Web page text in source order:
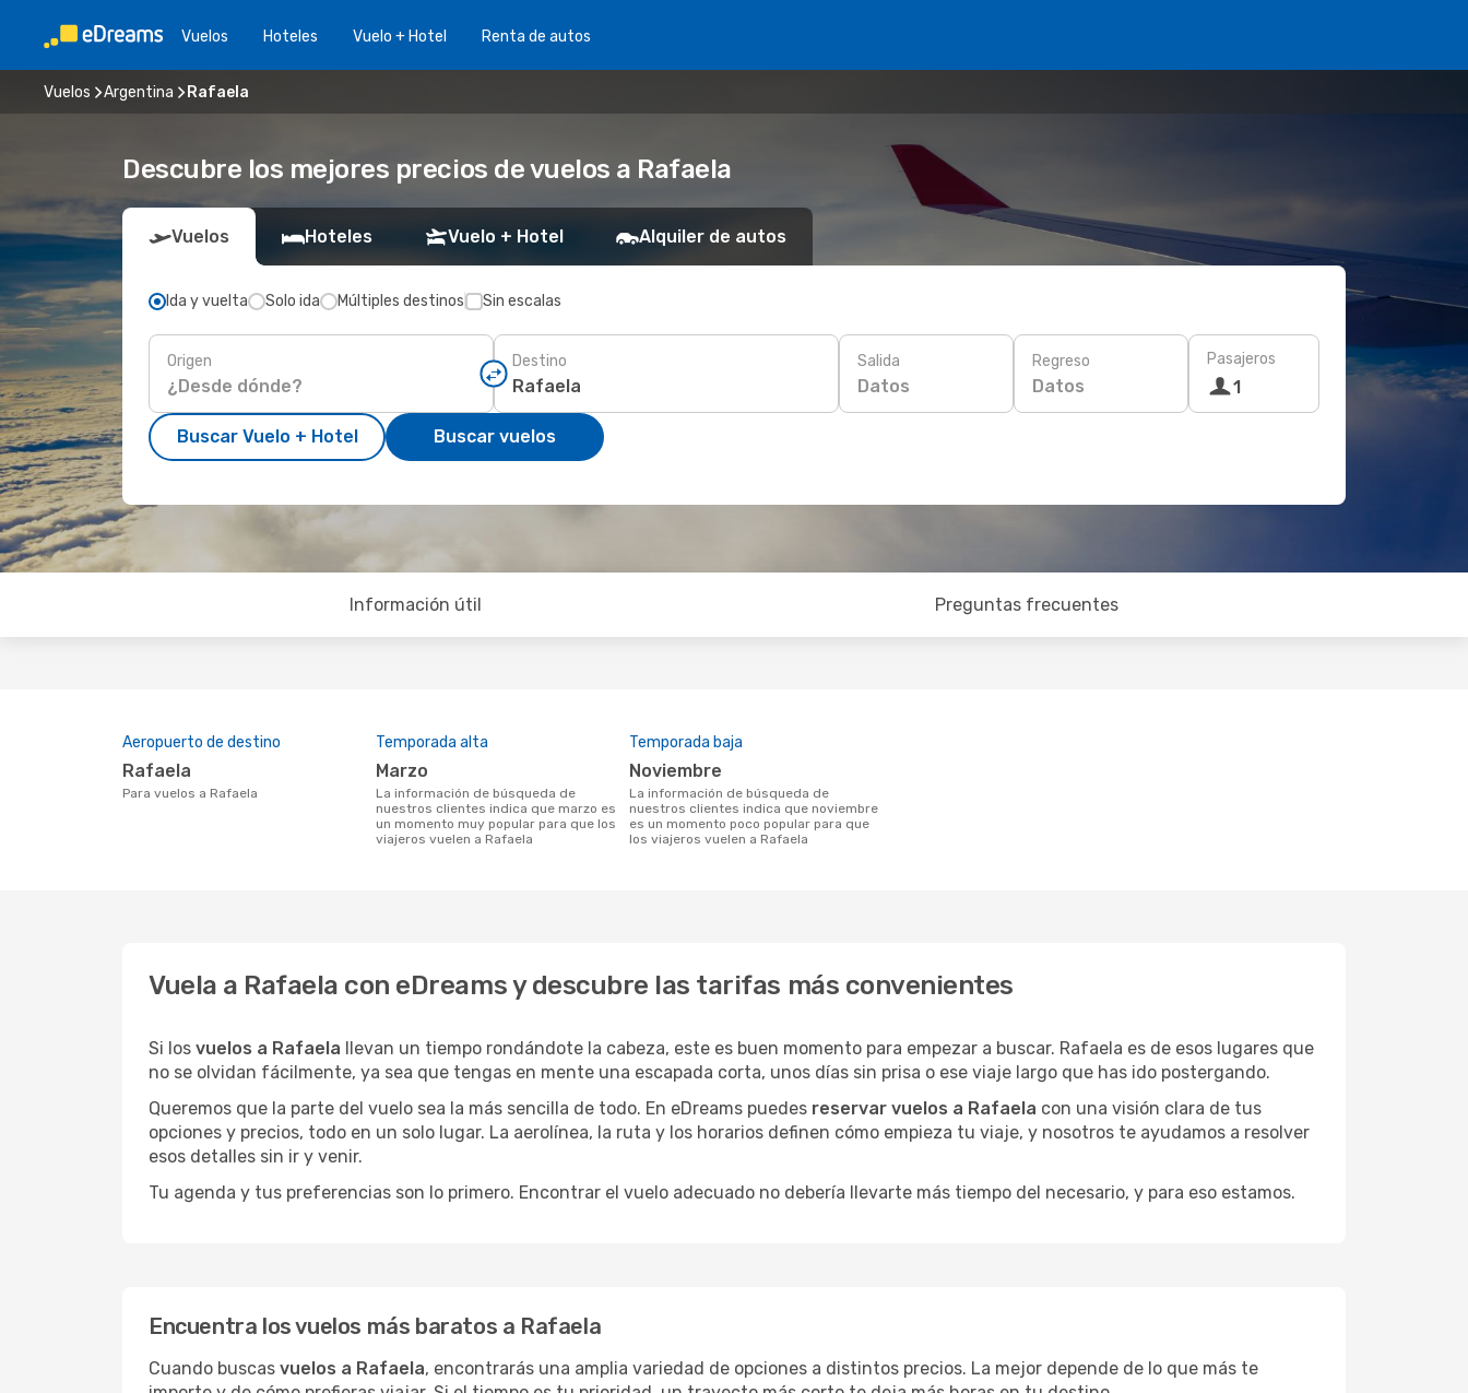
Vuelos Hoteles Vuelo + Hotel Renta de autos
Vuelos Argentina Rafaela
Descubre los mejores precios de vuelos a Rafaela
Vuelos Hoteles Vuelo + Hotel Alquiler de autos
Ida y vuelta Solo ida Múltiples destinos Sin escalas
Origen Destino Salida
Datos
Regreso
Datos
Pasajeros
1
Buscar Vuelo + Hotel Buscar vuelos
Información útil Preguntas frecuentes
Aeropuerto de destino
Rafaela
Para vuelos a Rafaela
Temporada alta
marzo
La información de búsqueda de
nuestros clientes indica que marzo es
un momento muy popular para que los
viajeros vuelen a Rafaela
Temporada baja
noviembre
La información de búsqueda de
nuestros clientes indica que noviembre
es un momento poco popular para que
los viajeros vuelen a Rafaela
Vuela a Rafaela con eDreams y descubre las tarifas más convenientes
Si los vuelos a Rafaela llevan un tiempo rondándote la cabeza, este es buen momento para empezar a buscar. Rafaela es de esos lugares que
no se olvidan fácilmente, ya sea que tengas en mente una escapada corta, unos días sin prisa o ese viaje largo que has ido postergando.
Queremos que la parte del vuelo sea la más sencilla de todo. En eDreams puedes reservar vuelos a Rafaela con una visión clara de tus
opciones y precios, todo en un solo lugar. La aerolínea, la ruta y los horarios definen cómo empieza tu viaje, y nosotros te ayudamos a resolver
esos detalles sin ir y venir.
Tu agenda y tus preferencias son lo primero. Encontrar el vuelo adecuado no debería llevarte más tiempo del necesario, y para eso estamos.
Encuentra los vuelos más baratos a Rafaela
Cuando buscas vuelos a Rafaela, encontrarás una amplia variedad de opciones a distintos precios. La mejor depende de lo que más te